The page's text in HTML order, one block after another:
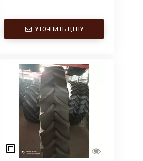
УТОЧНИТЬ ЦЕНУ